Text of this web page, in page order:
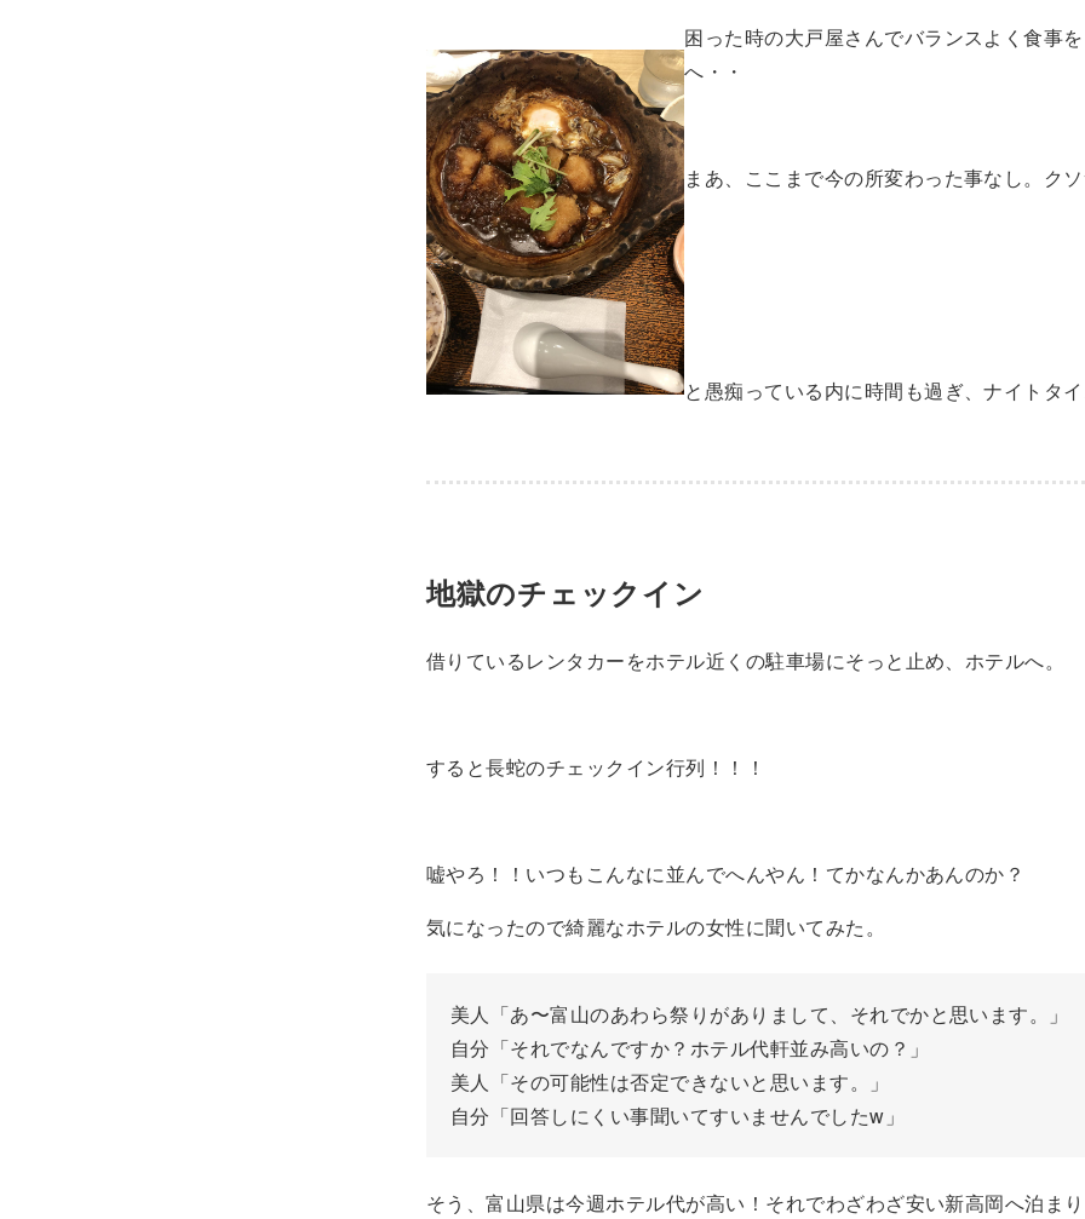
困った時の大戸屋さんでバランスよく食事
へ・・
まあ、ここまで今の所変わった事なし。ク
と愚痴っている内に時間も過ぎ、ナイトタ
地獄のチェックイン
借りているレンタカーをホテル近くの駐車場にそっと止め、ホテルへ。
すると長蛇のチェックイン行列！！！
嘘やろ！！いつもこんなに並んでへんやん！てかなんかあんのか？
気になったので綺麗なホテルの女性に聞いてみた。
美人「あ〜富山のあわら祭りがありまして、それでかと思います。」
自分「それでなんですか？ホテル代軒並み高いの？」
美人「その可能性は否定できないと思います。」
自分「回答しにくい事聞いてすいませんでしたw」
そう、富山県は今週ホテル代が高い！それでわざわざ安い新高岡へ泊ま